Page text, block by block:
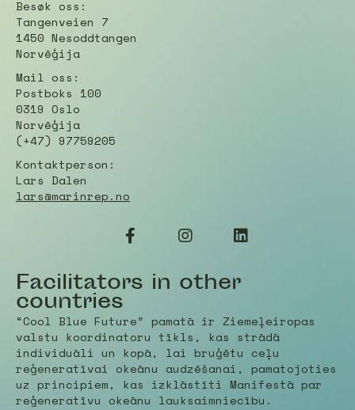
Besøk oss:
Tangenveien 7
1450 Nesoddtangen
Norvēģija
Mail oss:
Postboks 100
0319 Oslo
Norvēģija
(+47) 97759205
Kontaktperson:
Lars Dalen
lars@marinrep.no
Facilitators in other
countries
“Cool Blue Future” pamatā ir Ziemeļeiropas
valstu koordinatoru tīkls, kas strādā
individuāli un kopā, lai bruģētu ceļu
reģeneratīvai okeānu audzēšanai, pamatojoties
uz principiem, kas izklāstīti Manifestā par
reģeneratīvu okeānu lauksaimniecību.